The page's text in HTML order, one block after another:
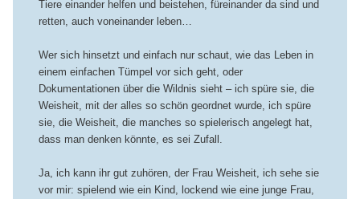
Tiere einander helfen und beistehen, füreinander da sind und
retten, auch voneinander leben…
Wer sich hinsetzt und einfach nur schaut, wie das Leben in
einem einfachen Tümpel vor sich geht, oder
Dokumentationen über die Wildnis sieht – ich spüre sie, die
Weisheit, mit der alles so schön geordnet wurde, ich spüre
sie, die Weisheit, die manches so spielerisch angelegt hat,
dass man denken könnte, es sei Zufall.
Ja, ich kann ihr gut zuhören, der Frau Weisheit, ich sehe sie
vor mir: spielend wie ein Kind, lockend wie eine junge Frau,